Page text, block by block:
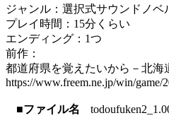
ジャンル：選択式サウンドノベ
プレイ時間：15分くらい
エンディング：1つ
前作：
都道府県を覚えたいから－北海
https://www.freem.ne.jp/win/game/
■ファイル名